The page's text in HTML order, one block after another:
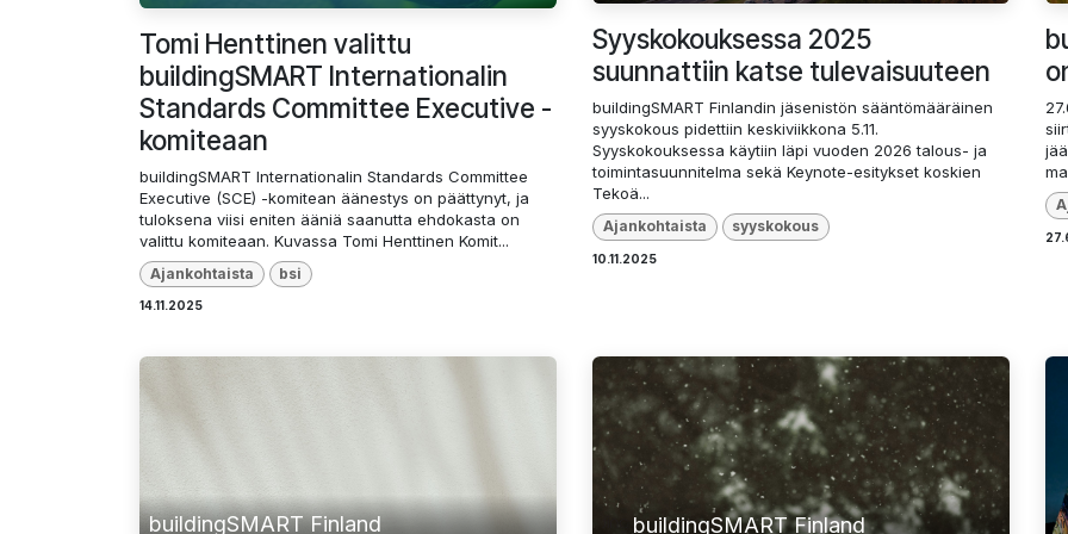
Tomi Henttinen valittu
buildingSMART Internationalin
Standards Committee Executive -
komiteaan
buildingSMART Internationalin Standards Committee
Executive (SCE) -komitean äänestys on päättynyt, ja
tuloksena viisi eniten ääniä saanutta ehdokasta on
valittu komiteaan. Kuvassa Tomi Henttinen Komit...
Ajankohtaista bsi
14.11.2025
Syyskokouksessa 2025
suunnattiin katse tulevaisuuteen
buildingSMART Finlandin jäsenistön sääntömääräinen
syyskokous pidettiin keskiviikkona 5.11.
Syyskokouksessa käytiin läpi vuoden 2026 talous- ja
toimintasuunnitelma sekä Keynote-esitykset koskien
Tekoä...
Ajankohtaista syyskokous
10.11.2025
buildingSMART Finland buildingSMART Finland